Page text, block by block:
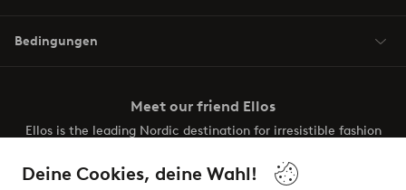
Deine Cookies, deine Wahl!
Bedingungen
Meet our friend Ellos
Ellos is the leading Nordic destination for irresistible fashion
the latest trends, curated to make finding your next look